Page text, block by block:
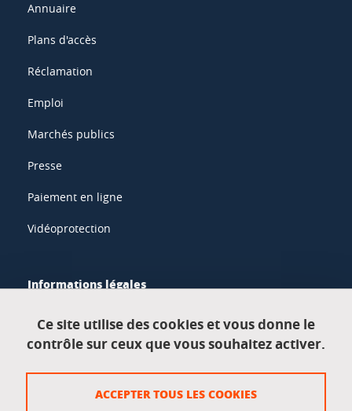
Annuaire
Plans d'accès
Réclamation
Emploi
Marchés publics
Presse
Paiement en ligne
Vidéoprotection
Informations légales
Données personnelles
Crédits
Ce site utilise des cookies et vous donne le
contrôle sur ceux que vous souhaitez activer.
ACCEPTER TOUS LES COOKIES